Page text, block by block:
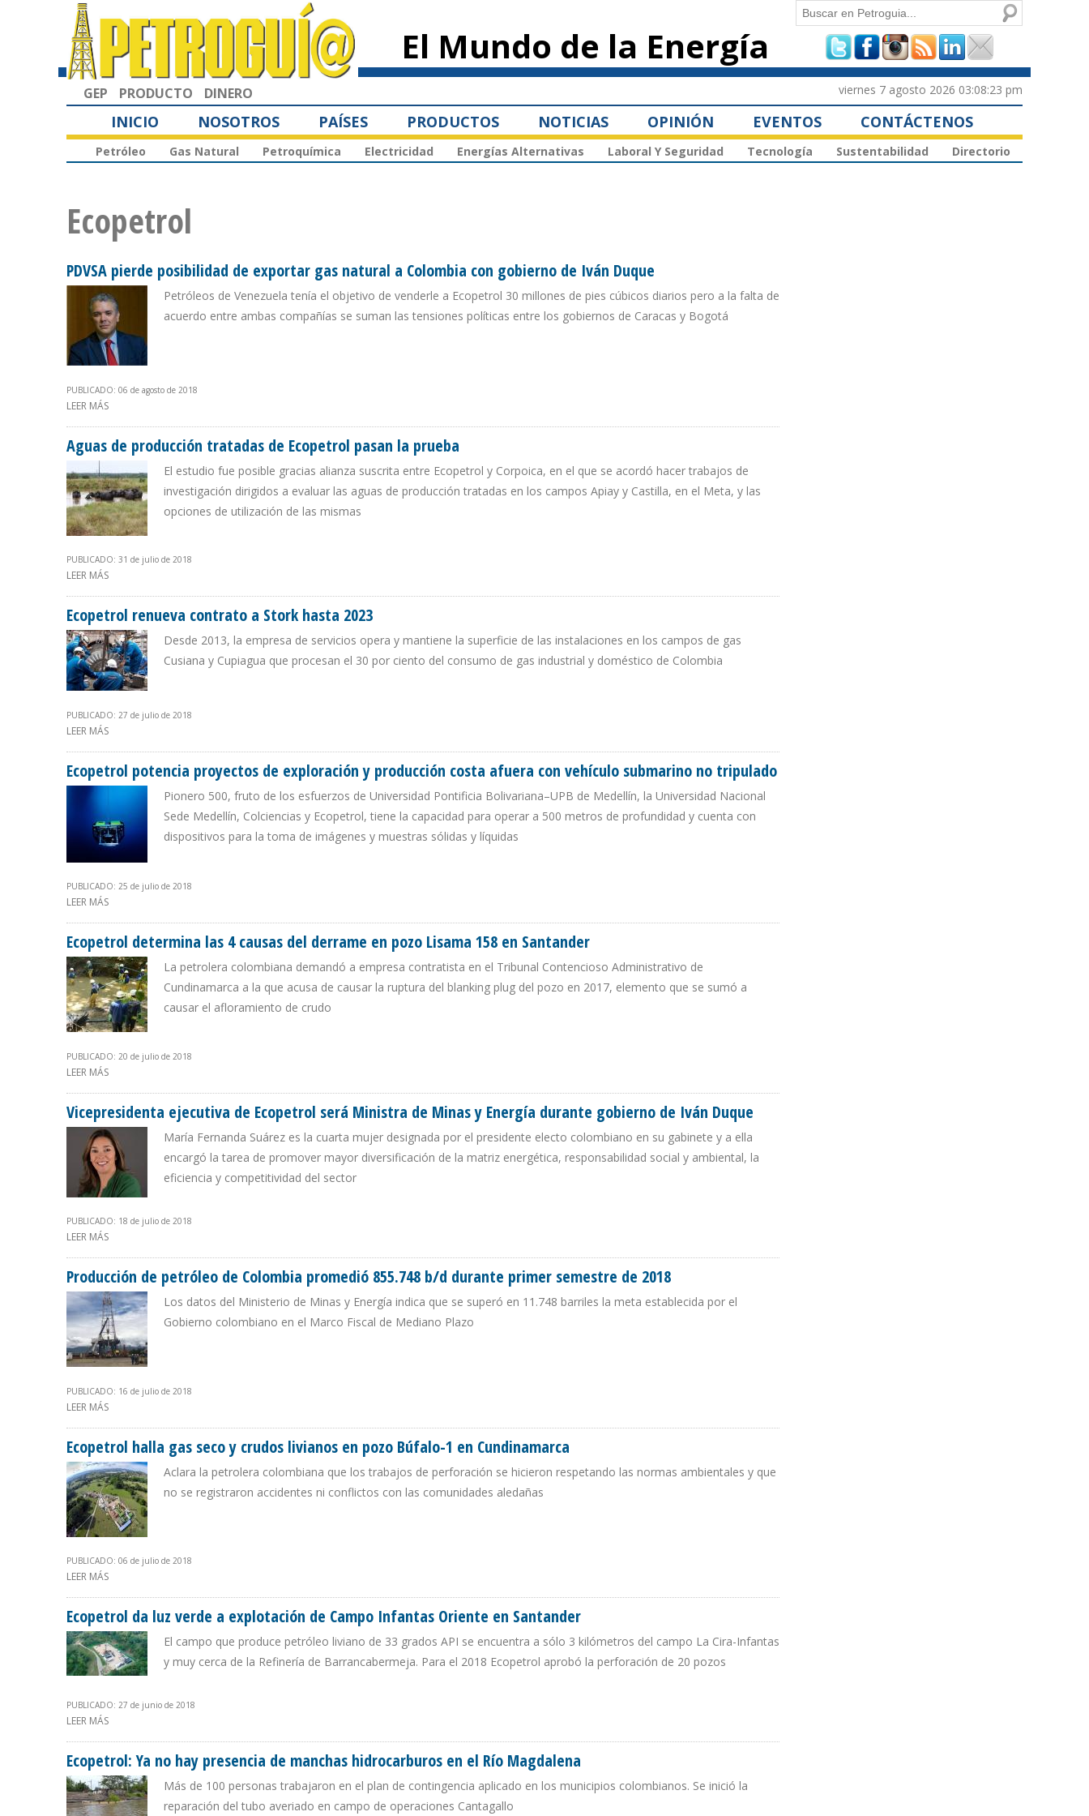
principal
El Mundo de la Energía
Formulario de
búsqueda
Buscar
GEP PRODUCTO DINERO viernes 7 agosto 2026 03:08:23 pm
INICIO NOSOTROS PAÍSES PRODUCTOS NOTICIAS OPINIÓN EVENTOS CONTÁCTENOS
Petróleo Gas Natural Petroquímica Electricidad Energías Alternativas Laboral Y Seguridad Tecnología Sustentabilidad Directorio
Ecopetrol
PDVSA pierde posibilidad de exportar gas natural a Colombia con gobierno de Iván Duque
Petróleos de Venezuela tenía el objetivo de venderle a Ecopetrol 30 millones de pies cúbicos diarios pero a la falta de
acuerdo entre ambas compañías se suman las tensiones políticas entre los gobiernos de Caracas y Bogotá
PUBLICADO: 06 de agosto de 2018
LEER MÁS
Aguas de producción tratadas de Ecopetrol pasan la prueba
El estudio fue posible gracias alianza suscrita entre Ecopetrol y Corpoica, en el que se acordó hacer trabajos de
investigación dirigidos a evaluar las aguas de producción tratadas en los campos Apiay y Castilla, en el Meta, y las
opciones de utilización de las mismas
PUBLICADO: 31 de julio de 2018
LEER MÁS
Ecopetrol renueva contrato a Stork hasta 2023
Desde 2013, la empresa de servicios opera y mantiene la superficie de las instalaciones en los campos de gas
Cusiana y Cupiagua que procesan el 30 por ciento del consumo de gas industrial y doméstico de Colombia
PUBLICADO: 27 de julio de 2018
LEER MÁS
Ecopetrol potencia proyectos de exploración y producción costa afuera con vehículo submarino no tripulado
Pionero 500, fruto de los esfuerzos de Universidad Pontificia Bolivariana–UPB de Medellín, la Universidad Nacional
Sede Medellín, Colciencias y Ecopetrol, tiene la capacidad para operar a 500 metros de profundidad y cuenta con
dispositivos para la toma de imágenes y muestras sólidas y líquidas
PUBLICADO: 25 de julio de 2018
LEER MÁS
Ecopetrol determina las 4 causas del derrame en pozo Lisama 158 en Santander
La petrolera colombiana demandó a empresa contratista en el Tribunal Contencioso Administrativo de
Cundinamarca a la que acusa de causar la ruptura del blanking plug del pozo en 2017, elemento que se sumó a
causar el afloramiento de crudo
PUBLICADO: 20 de julio de 2018
LEER MÁS
Vicepresidenta ejecutiva de Ecopetrol será Ministra de Minas y Energía durante gobierno de Iván Duque
María Fernanda Suárez es la cuarta mujer designada por el presidente electo colombiano en su gabinete y a ella
encargó la tarea de promover mayor diversificación de la matriz energética, responsabilidad social y ambiental, la
eficiencia y competitividad del sector
PUBLICADO: 18 de julio de 2018
LEER MÁS
Producción de petróleo de Colombia promedió 855.748 b/d durante primer semestre de 2018
Los datos del Ministerio de Minas y Energía indica que se superó en 11.748 barriles la meta establecida por el
Gobierno colombiano en el Marco Fiscal de Mediano Plazo
PUBLICADO: 16 de julio de 2018
LEER MÁS
Ecopetrol halla gas seco y crudos livianos en pozo Búfalo-1 en Cundinamarca
Aclara la petrolera colombiana que los trabajos de perforación se hicieron respetando las normas ambientales y que
no se registraron accidentes ni conflictos con las comunidades aledañas
PUBLICADO: 06 de julio de 2018
LEER MÁS
Ecopetrol da luz verde a explotación de Campo Infantas Oriente en Santander
El campo que produce petróleo liviano de 33 grados API se encuentra a sólo 3 kilómetros del campo La Cira-Infantas
y muy cerca de la Refinería de Barrancabermeja. Para el 2018 Ecopetrol aprobó la perforación de 20 pozos
PUBLICADO: 27 de junio de 2018
LEER MÁS
Ecopetrol: Ya no hay presencia de manchas hidrocarburos en el Río Magdalena
Más de 100 personas trabajaron en el plan de contingencia aplicado en los municipios colombianos. Se inició la
reparación del tubo averiado en campo de operaciones Cantagallo